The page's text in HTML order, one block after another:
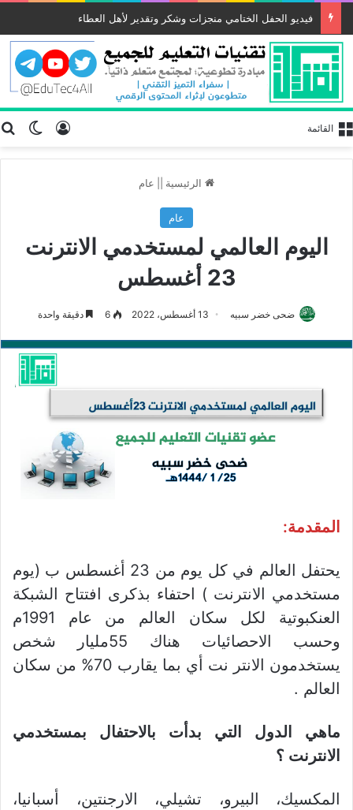
فيديو الحفل الختامي منجزات وشكر وتقدير لأهل العطاء
تسجيل القائمة
الرئيسية عام
عام
اليوم العالمي لمستخدمي الانترنت
23 أغسطس
ضحى خضر سبيه 13 أغسطس، 2022 6 دقيقة واحدة
المقدمة:
يحتفل العالم في كل يوم من 23 أغسطس ب (يوم
مستخدمي الانترنت ) احتفاء بذكرى افتتاح الشبكة
العنكبوتية لكل سكان العالم من عام 1991م
وحسب الاحصائيات هناك 55مليار شخص
يستخدمون الانتر نت أي بما يقارب 70% من سكان
العالم .
ماهي الدول التي بدأت بالاحتفال بمستخدمي
الانترنت ؟
المكسيك، البيرو، تشيلي، الارجنتين، أسبانيا،